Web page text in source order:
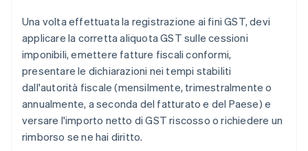
Una volta effettuata la registrazione ai fini GST, devi
applicare la corretta aliquota GST sulle cessioni
imponibili, emettere fatture fiscali conformi,
presentare le dichiarazioni nei tempi stabiliti
dall'autorità fiscale (mensilmente, trimestralmente o
annualmente, a seconda del fatturato e del Paese) e
versare l'importo netto di GST riscosso o richiedere un
rimborso se ne hai diritto.